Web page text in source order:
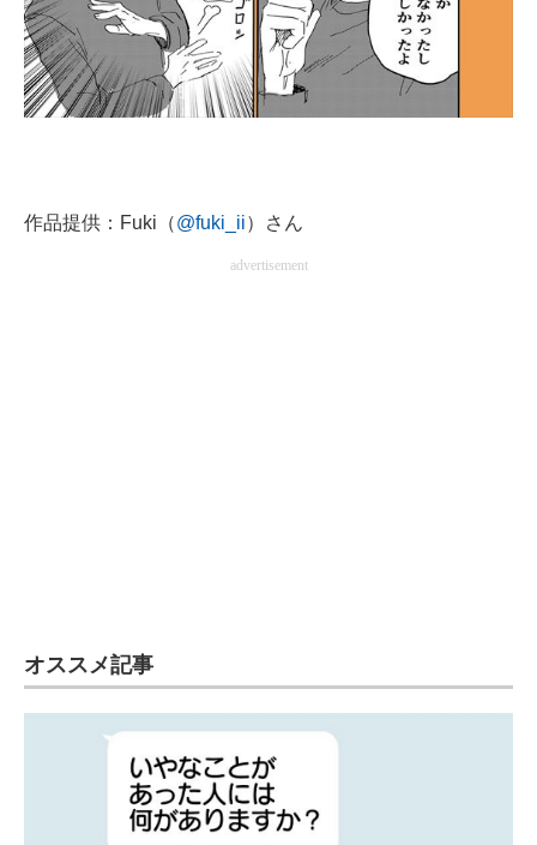
作品提供：Fuki（@fuki_ii）さん
advertisement
オススメ記事